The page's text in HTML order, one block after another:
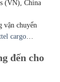
(VN), China
vận chuyển
cargo…
đến cho